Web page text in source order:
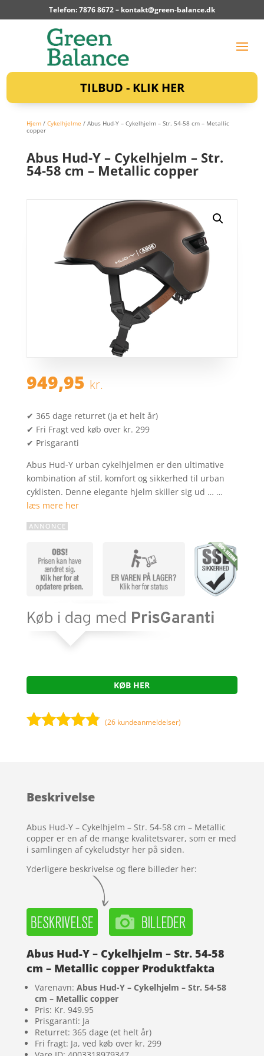
Telefon: 7876 8672 – kontakt@green-balance.dk
TILBUD - KLIK HER
Hjem/ Cykelhjelme / Abus Hud-Y – Cykelhjelm – Str. 54-58 cm – Metallic
copper
Abus Hud-Y – Cykelhjelm – Str.
54-58 cm – Metallic copper
949,95 kr.
✔ 365 dage returret (ja et helt år)
✔ Fri Fragt ved køb over kr. 299
✔ Prisgaranti
Abus Hud-Y urban cykelhjelmen er den ultimative
kombination af stil, komfort og sikkerhed til urban
cyklisten. Denne elegante hjelm skiller sig ud … …
læs mere her
KØB HER
kundebedø
(26 kundeanmeldelser)
Beskrivelse
Abus Hud-Y – Cykelhjelm – Str. 54-58 cm – Metallic
copper er en af de mange kvalitetsvarer, som er med
i samlingen af cykeludstyr her på siden.
Yderligere beskrivelse og flere billeder her:
Abus Hud-Y – Cykelhjelm – Str. 54-58
cm – Metallic copper Produktfakta
Varenavn: Abus Hud-Y – Cykelhjelm – Str. 54-58
cm – Metallic copper
Pris: Kr. 949.95
Prisgaranti: Ja
Returret: 365 dage (et helt år)
Fri fragt: Ja, ved køb over kr. 299